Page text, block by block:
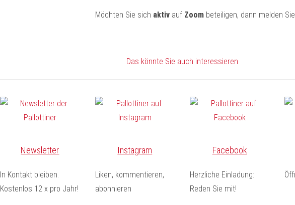
Möchten Sie sich aktivauf Zoombeteiligen, dann melden
Das könnte Sie auch interessieren
Newsletter
In Kontakt bleiben.
Kostenlos 12 x pro Jahr!
Instagram
Liken, kommentieren,
abonnieren
Facebook
Herzliche Einladung:
Reden Sie mit!